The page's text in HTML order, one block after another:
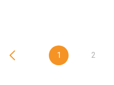
1 2